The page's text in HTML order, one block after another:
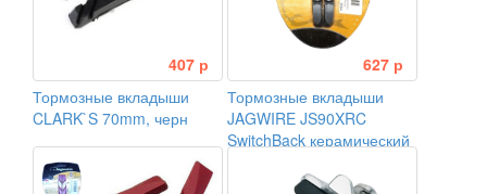
407 р
Тормозные вкладыши
CLARK`S 70mm, черн
627 р
Тормозные вкладыши
JAGWIRE JS90XRC
SwitchBack керамический